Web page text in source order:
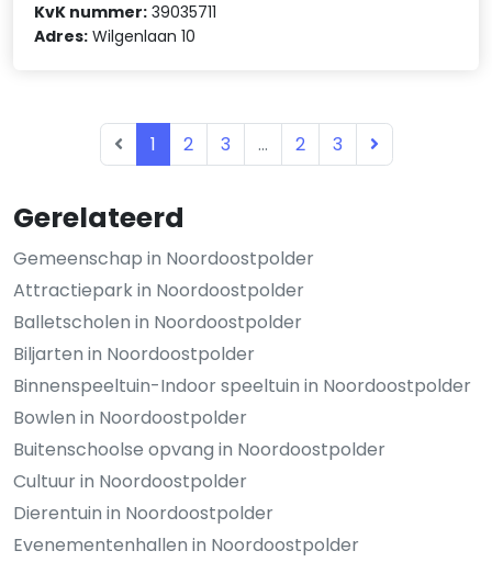
Gerelateerd
Gemeenschap in Noordoostpolder
Attractiepark in Noordoostpolder
Balletscholen in Noordoostpolder
Biljarten in Noordoostpolder
Binnenspeeltuin-Indoor speeltuin in Noordoostpolder
Bowlen in Noordoostpolder
Buitenschoolse opvang in Noordoostpolder
Cultuur in Noordoostpolder
Dierentuin in Noordoostpolder
Evenementenhallen in Noordoostpolder
KvK nummer: 39035711
Adres: Wilgenlaan 10
1 2 3 ... 2 3